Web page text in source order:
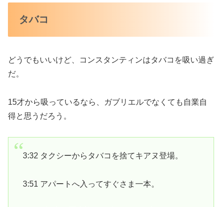
タバコ
どうでもいいけど、コンスタンティンはタバコを吸い過ぎ
だ。
15才から吸っているなら、ガブリエルでなくても自業自
得と思うだろう。
3:32 タクシーからタバコを捨てキアヌ登場。
3:51 アパートへ入ってすぐさま一本。